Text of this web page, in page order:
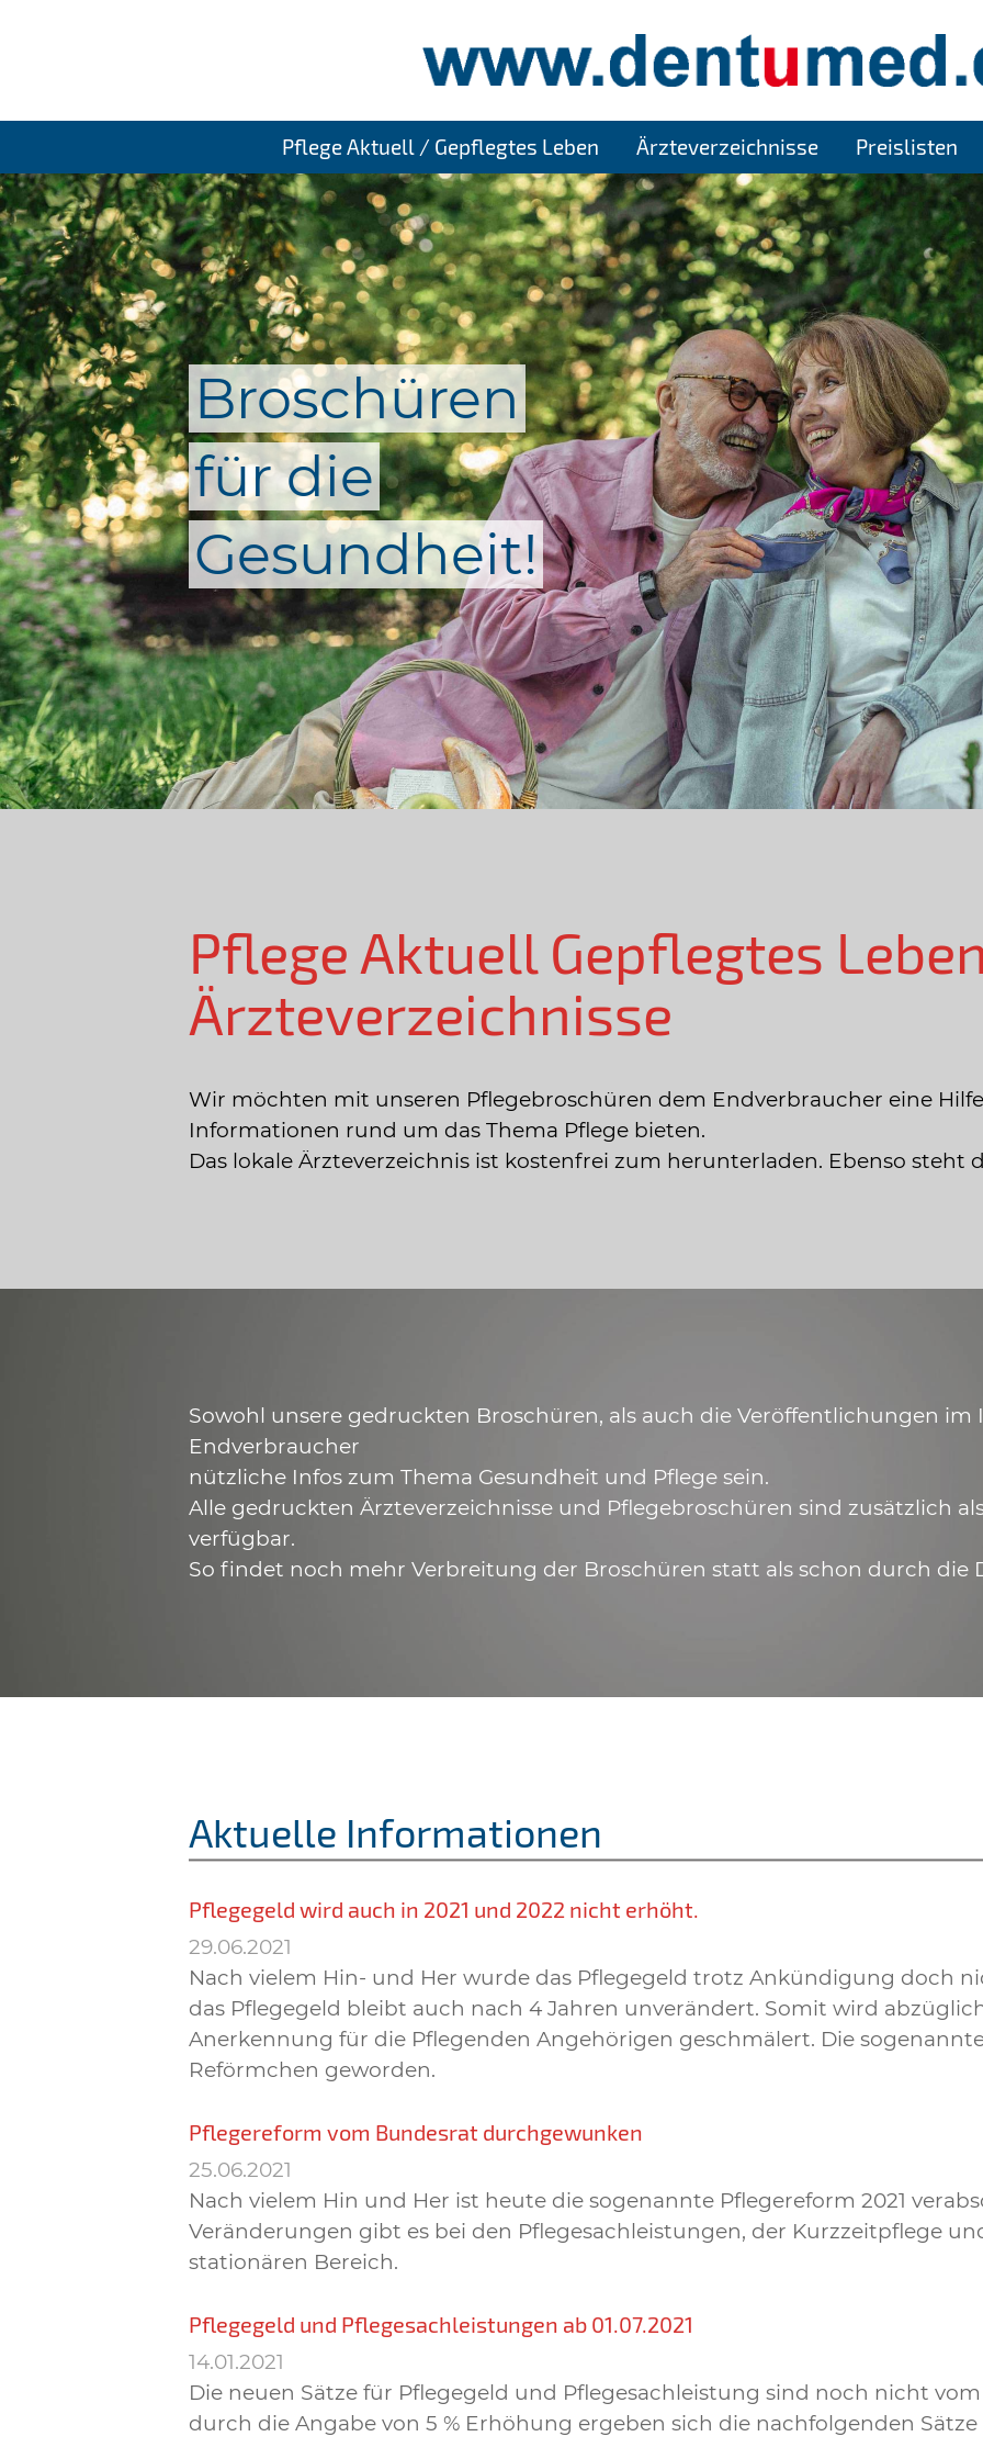
Pflege Aktuell / Gepflegtes Leben Ärzteverzeichnisse Preislisten
Broschüren
für die
Gesundheit!
Pflege Aktuell Gepflegtes
Ärzteverzeichnisse
Wir möchten mit unseren Pflegebroschüren dem Endverbraucher eine
Informationen rund um das Thema Pflege bieten.
Das lokale Ärzteverzeichnis ist kostenfrei zum herunterladen. Ebenso steht
Sowohl unsere gedruckten Broschüren, als auch die Veröffentlichungen im
Endverbraucher
nützliche Infos zum Thema Gesundheit und Pflege sein.
Alle gedruckten Ärzteverzeichnisse und Pflegebroschüren sind zusätzlich
verfügbar.
So findet noch mehr Verbreitung der Broschüren statt als schon durch die
Aktuelle Informationen
Pflegegeld wird auch in 2021 und 2022 nicht erhöht.
29.06.2021
Nach vielem Hin- und Her wurde das Pflegegeld trotz Ankündigung doch
das Pflegegeld bleibt auch nach 4 Jahren unverändert. Somit wird
Anerkennung für die Pflegenden Angehörigen geschmälert. Die
Reförmchen geworden.
Pflegereform vom Bundesrat durchgewunken
25.06.2021
Nach vielem Hin und Her ist heute die sogenannte Pflegereform 2021
Veränderungen gibt es bei den Pflegesachleistungen, der Kurzzeitpflege
stationären Bereich.
Pflegegeld und Pflegesachleistungen ab 01.07.2021
14.01.2021
Die neuen Sätze für Pflegegeld und Pflegesachleistung sind noch nicht
durch die Angabe von 5 % Erhöhung ergeben sich die nachfolgenden Sätze